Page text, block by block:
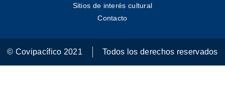
Sitios de interés cultural
Contacto
© Covipacífico 2021 Todos los derechos reservados